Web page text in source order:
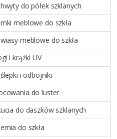
do półek szklanych
meblowe do szkła
meblowe do szkła
i krążki UV
i odbojniki
do luster
do daszków szklanych
do szkła